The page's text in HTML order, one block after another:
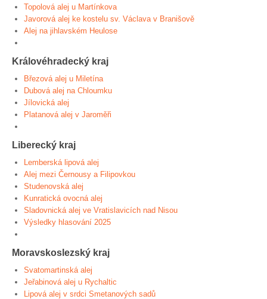
Topolová alej u Martínkova
Javorová alej ke kostelu sv. Václava v Branišově
Alej na jihlavském Heulose
Královéhradecký kraj
Březová alej u Miletína
Dubová alej na Chloumku
Jílovická alej
Platanová alej v Jaroměři
Liberecký kraj
Lemberská lipová alej
Alej mezi Černousy a Filipovkou
Studenovská alej
Kunratická ovocná alej
Sladovnická alej ve Vratislavicích nad Nisou
Výsledky hlasování 2025
Moravskoslezský kraj
Svatomartinská alej
Jeřabinová alej u Rychaltic
Lipová alej v srdci Smetanových sadů